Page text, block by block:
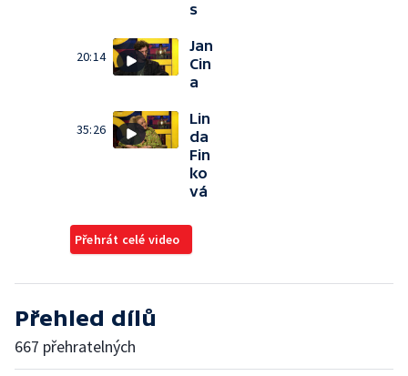
s
20:14
Jan
Cin
a
35:26
Lin
da
Fin
ko
vá
Přehrát celé video
Přehled dílů
667 přehratelných